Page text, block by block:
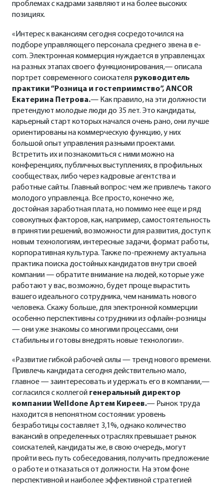
проблемах с кадрами заявляют и на более высоких
позициях.
«Интерес к вакансиям сегодня сосредоточился на
подборе управляющего персонала среднего звена в е-
com. Электронная коммерция нуждается в управленцах
на разных этапах своего функционирования,— описала
портрет современного соискателя руководитель
практики “Розница и гостеприимство”, ANCOR
Екатерина Петрова.— Как правило, на эти должности
претендуют молодые люди до 35 лет. Это кандидаты,
карьерный старт которых начался очень рано, они лучше
ориентированы на коммерческую функцию, у них
большой опыт управления разными проектами.
Встретить их и познакомиться с ними можно на
конференциях, публичных выступлениях, в профильных
сообществах, либо через кадровые агентства и
работные сайты. Главный вопрос: чем же привлечь такого
молодого управленца. Все просто, конечно же,
достойная заработная плата, но помимо нее еще и ряд
совокупных факторов, как, например, самостоятельность
в принятии решений, возможности для развития, доступ к
новым технологиям, интересные задачи, формат работы,
корпоративная культура. Также по-прежнему актуальна
практика поиска достойных кандидатов внутри своей
компании — обратите внимание на людей, которые уже
работают у вас, возможно, будет проще вырастить
вашего идеального сотрудника, чем нанимать нового
человека. Скажу больше, для электронной коммерции
особенно перспективны сотрудники из офлайн-розницы
— они уже знакомы со многими процессами, они
стабильны и готовы внедрять новые технологии».
«Развитие гибкой рабочей силы — тренд нового времени.
Привлечь кандидата сегодня действительно мало,
главное — заинтересовать и удержать его в компании,—
согласился с коллегой генеральный директор
компании Welldone Артем Киреев.— Рынок труда
находится в непонятном состоянии: уровень
безработицы составляет 3,1%, однако количество
вакансий в определенных отраслях превышает рынок
соискателей, кандидаты же, в свою очередь, могут
пройти весь путь собеседования, получить предложение
о работе и отказаться от должности. На этом фоне
перспективной и наиболее эффективной стратегией